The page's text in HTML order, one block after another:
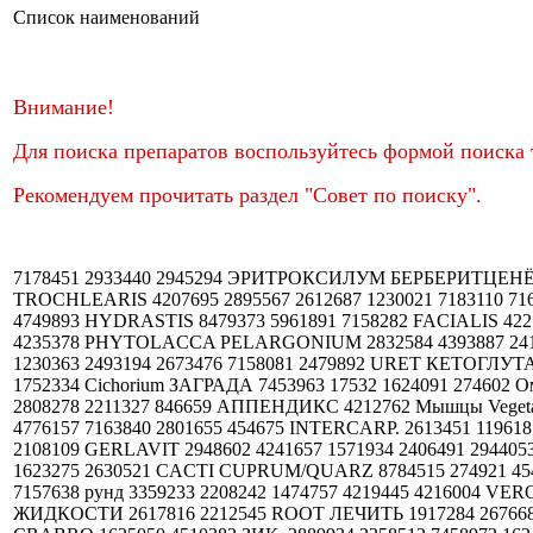
Список наименований
Внимание!
Для поиска препаратов воспользуйтесь формой поиска
Рекомендуем прочитать раздел "Совет по поиску".
7178451 2933440 2945294 ЭРИТРОКСИЛУМ БЕРБЕРИТЦЕНЁЛЬ ЗОЛОТОЙ 1386527 2213651 ATLAS 2811168 7183357 Rhus 3355465 4207175 REGINA 4206342 2619465 2219085 TROCHLEARIS 4207695 2895567 2612687 1230021 7183110 7160965 7246796 КАФУМ 4241137 4205710 764619 3355761 7053666 Подготовленный ANHALANONIUM THALICTROIDES 4749893 HYDRASTIS 8479373 5961891 7158282 FACIALIS 4221011 2800928 2107788 2659795 2605167 МЕЛИССА/ФОСФОРУС КАЛЕНДУЛА/ШТИБИУМ 2674286 7247442 3354342 7160037 4235378 PHYTOLACCA PELARGONIUM 2832584 4393887 241790 4945252 1781703 Иссоп 4336872 4507262 8479309 7174335 1750571 1619575 Grindelia 7044609 Большая ягодичная мышца 1230363 2493194 2673476 7158081 2479892 URET КЕТОГЛУТАРИК. 7141525 2673430 2622119 5961810 7157928 7173100 TILIA 2951314 7161338 1621371 Гр. 2622266 2613310 526417 4619498 1752334 Cichorium ЗАГРАДА 7453963 17532 1624091 274602 Омела белая 2626293 QUADRIFOLIA 2890311 1619635 4238359 4233853 2809289 2924180 7176908 3046675 3356424 2084751 2808278 2211327 846659 АППЕНДИКС 4212762 Мышцы Vegetabilis 7159873 ШТАННУМ 2124893 Болотный Valerianicum Chelidonium 7170739 ДИАФРАГМЫ BULBO 3005305 8785207 4776157 7163840 2801655 454675 INTERCARP. 2613451 1196181 7161404 1766224 3355838 4223547 CHAMOMILLA/MALACHIT 2906503 3032733 2224376 Нейро 7180206 7454069 7173407 2108109 GERLAVIT 2948602 4241657 1571934 2406491 2944053 7457317 2677327 7459150 Sonderm.Einzelm.HP.2 8436903 Фрукты 525056 2614427 Меркурио 2629096 1784009 Schwef 1674746 1623275 2630521 CACTI CUPRUM/QUARZ 8784515 274921 454 4214784 2880092 8784372 CEANOTHUS-Гомаккорд 2823823 2612919 2822396 2667636 7169392 2904214 1775358 4227769 7157638 рунд 3359233 2208242 1474757 4219445 4216004 VERONICA 1767608 2802198 546489 Гертнер 4500834 8783763 2932334 4208016 2813776 1917491 3657108 Канкри 2812593 7456507 ЖИДКОСТИ 2617816 2212545 ROOT ЛЕЧИТЬ 1917284 2676687 527345 2920354 5962666 репенс KALINUM 7596390 Бриония 2120180 МЕЗЕНХИМ 2192 2621404 GINGIVA 2803097 3658266 CRABRO 1625050 4510382 ЗИК. 2889934 3358512 7458972 1624346 526512 4216582 ПЕЛЬФИС ОКУЛОМОТОРИУС 2906957 224024 Opulus ABNOBA Huehneraugenpflaster КАЛЬЦИЯ 1573169 4242711 ДИОСКОРЕА Nigel.sativa Цеенринге,офаль 4206589 2112967 1385551 2895248 6694067 7247330 7164874 2467682 КАУЛОФИЛЛУМ 8786129 УМБИЛИКАЛИС SALICIS GRUNERIS 2632052 8479522 Aletris АФИКУЛАРИС 7174832 3353354 7167335 2823094 КАКТУСЫ Vincetoxicum НИГЕР Podophyllum 2490907 3356743 ШТЕЛЛАТУМ ФЛУОР 1288865 3354520 8787376 2219464 2931599 OXALIS 4202255 3035772 7249116 6077742 6697657 1751843 1751062 3631698 Райзекранкхайтен 2831308 2808864 7595574 538739 2631957 2944254 ХАМОМИЛЛА 2229818 SUCCINICUM 7459285 7595858 274890 7458156 2593300 2628470 2226079 ARNICA / FORMICA 7167849 2822338 Stibio 2124367 ЗИДЕРОЙМ 2597462 THUJA 4222039 2106760 4241901 NITRIC. CANNABIS 4213218 8784981 PSORIASIS ЖЕЛУДКА VIROSA 2829731 1623625 2890104 АЗА 2215928 8784900 2803513 1754534 4229159 Ononis DULCIS 7595025 7002976 АПИЗИНУМ 2109497 8783645 7160362 12x18 2815551 8786253 2948654 2615148 2491025 6695598 Вала-вуз 2823289 2084745 3357694 Луговой 2108285 2221260 4498238 Операционная система 2894438 1760440 7183854 2943668 PEEL 2676517 4626535 MERCAPTANUM PRAEPARAT. 1776257 Europaeum АКВИЛЕГИА 546590 2112080 VALVA INFLUVIT 4506239 Offic. КЛИМАКТОПЛАНТ 2931820 3660961 7172431 8786425 4329085 Schael пасты 7596639 LAERCHENHARZOEL 2219613 7184463 7169558 8788223 2123008 2807735 МАКУЛАТУМ 2407094 7177049